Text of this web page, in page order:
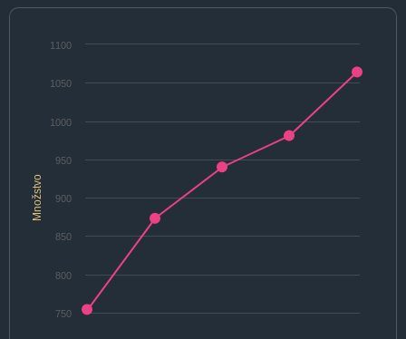
Množstvo
750
800
850
900
950
1000
1050
1100